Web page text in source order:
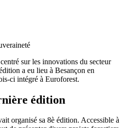
sur les innovations du secteur
a eu lieu à Besançon en
ci intégré à Euroforest.
édition
organisé sa 8è édition. Accessible à